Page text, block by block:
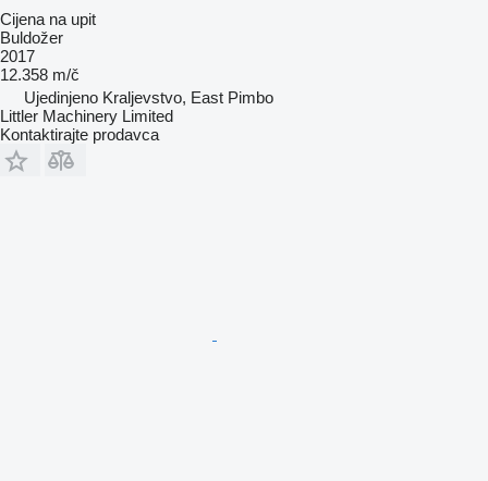
Cijena na upit
Buldožer
2017
12.358 m/č
Ujedinjeno Kraljevstvo, East Pimbo
Littler Machinery Limited
Kontaktirajte prodavca